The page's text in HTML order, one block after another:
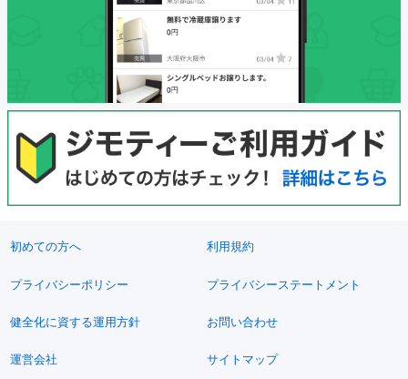
初めての方へ 利用規約
プライバシーポリシー プライバシーステートメント
健全化に資する運用方針 お問い合わせ
運営会社 サイトマップ